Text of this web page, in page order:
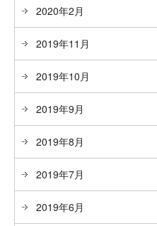
2020年2月
2019年11月
2019年10月
2019年9月
2019年8月
2019年7月
2019年6月